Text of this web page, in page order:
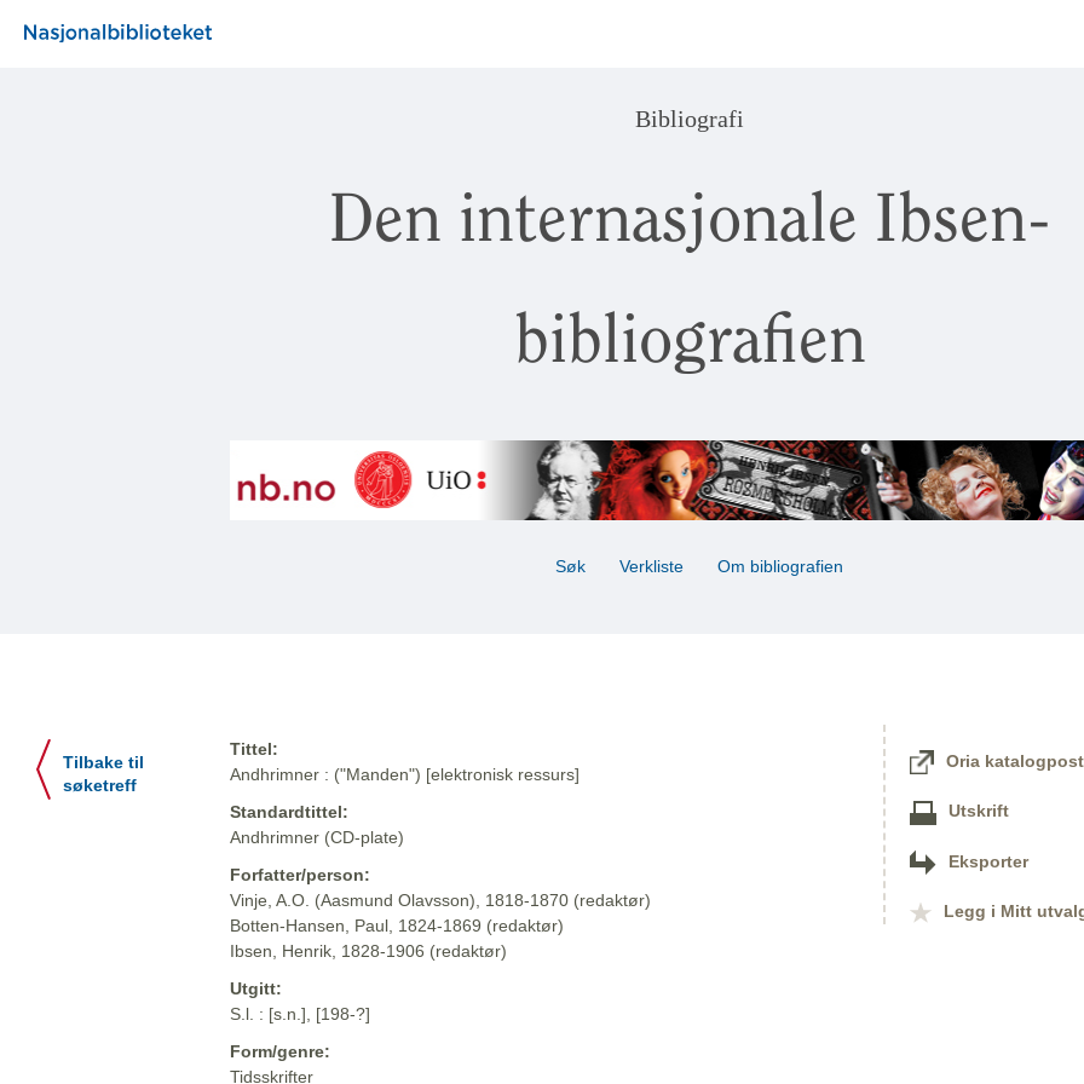
Bibliografi
Den internasjonale Ibsen-
bibliografien
Søk Verkliste Om bibliografien
Tilbake til
søketreff
Tittel:
Andhrimner : ("Manden") [elektronisk ressurs]
Standardtittel:
Andhrimner (CD-plate)
Forfatter/person:
Vinje, A.O. (Aasmund Olavsson), 1818-1870 (redaktør)
Botten-Hansen, Paul, 1824-1869 (redaktør)
Ibsen, Henrik, 1828-1906 (redaktør)
Utgitt:
S.l. : [s.n.], [198-?]
Form/genre:
Tidsskrifter
Oria katalogpost
Utskrift
Eksporter
Legg i Mitt